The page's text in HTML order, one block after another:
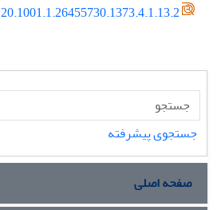
20.1001.1.26455730.1373.4.1.13.2
جستجوی پیشرفته
صفحه اصلی